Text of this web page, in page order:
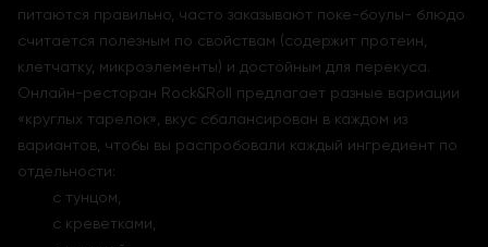
питаются правильно, часто заказывают поке-боулы- блюдо
считается полезным по свойствам (содержит протеин,
клетчатку, микроэлементы) и достойным для перекуса.
Онлайн-ресторан Rock&Roll предлагает разные вариации
«круглых тарелок», вкус сбалансирован в каждом из
вариантов, чтобы вы распробовали каждый ингредиент по
отдельности:
с тунцом,
с креветками,